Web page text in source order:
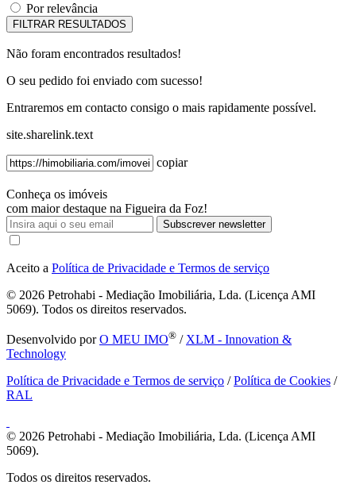
Por relevância
Não foram encontrados resultados!
O seu pedido foi enviado com sucesso!
Entraremos em contacto consigo o mais rapidamente possível.
site.sharelink.text
copiar
Conheça os imóveis
com maior destaque na Figueira da Foz!
Subscrever newsletter
Aceito a Política de Privacidade e Termos de serviço
© 2026 Petrohabi - Mediação Imobiliária, Lda. (Licença AMI
5069). Todos os direitos reservados.
Desenvolvido porO MEU IMO® / XLM - Innovation &
Technology
Política de Privacidade e Termos de serviço /Política de Cookies /
RAL
© 2026 Petrohabi - Mediação Imobiliária, Lda. (Licença AMI
5069).
Todos os direitos reservados.